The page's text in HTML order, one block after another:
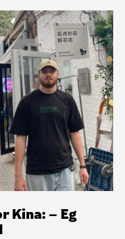
Kina: – Eg